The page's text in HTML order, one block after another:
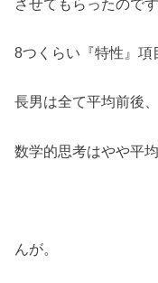
8つくらい『特性』項
長男は全て平均前後、
数学的思考はやや平
んが。